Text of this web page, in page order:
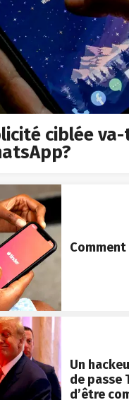
ciblée
Un
de passe
d’être